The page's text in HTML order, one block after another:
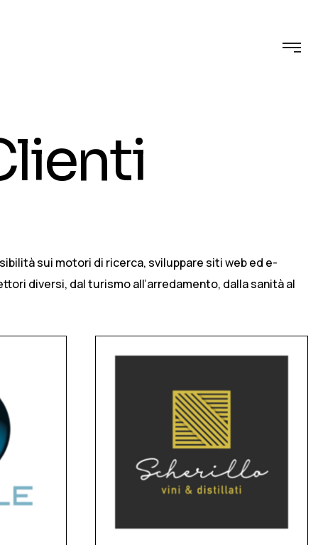
sui motori di ricerca, sviluppare siti web ed e-
diversi, dal turismo all’arredamento, dalla sanità al